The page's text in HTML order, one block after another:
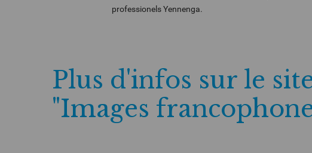
professionels Yennenga.
Plus d'infos sur le
"Images